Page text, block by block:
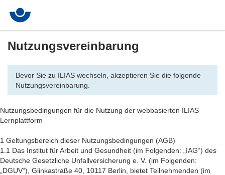
Nutzungsvereinbarung
Bevor Sie zu ILIAS wechseln, akzeptieren Sie die folgende
Nutzungsvereinbarung.
Nutzungsbedingungen für die Nutzung der webbasierten ILIAS
Lernplattform
1 Geltungsbereich dieser Nutzungsbedingungen (AGB)
1.1 Das Institut für Arbeit und Gesundheit (im Folgenden: „IAG“) des
Deutsche Gesetzliche Unfallversicherung e. V. (im Folgenden:
„DGUV“), Glinkastraße 40, 10117 Berlin, bietet Teilnehmenden (im